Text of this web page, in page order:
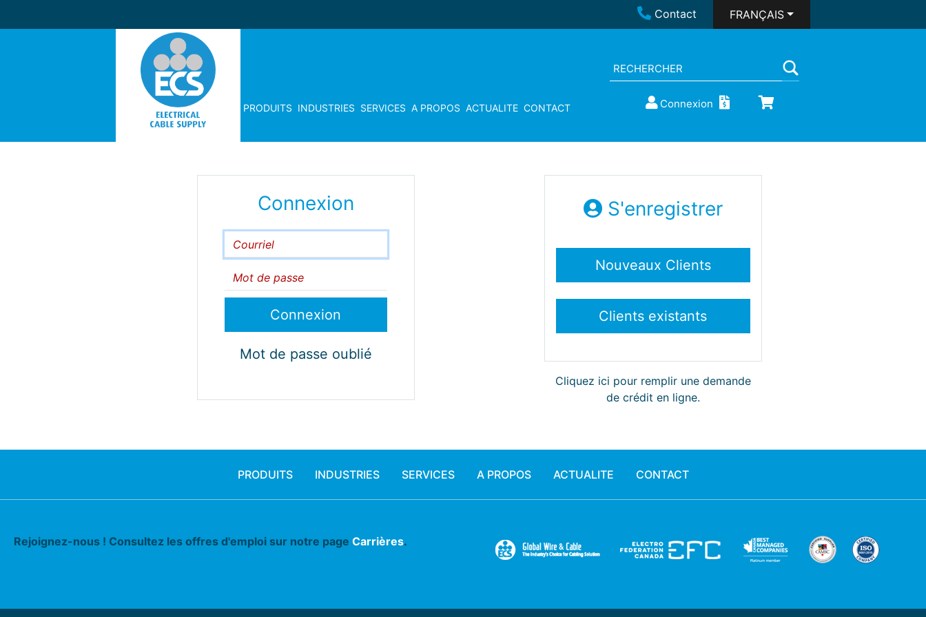
Contact FRANÇAIS
PRODUITS INDUSTRIES SERVICES A PROPOS ACTUALITE CONTACT Connexion
Connexion
Courriel
Mot de passe
Mot de passe oublié
S'enregistrer
Cliquez ici pour remplir une demande
de crédit en ligne.
PRODUITS INDUSTRIES SERVICES A PROPOS ACTUALITE CONTACT
Rejoignez-nous ! Consultez les offres d'emploi sur notre page Carrières.